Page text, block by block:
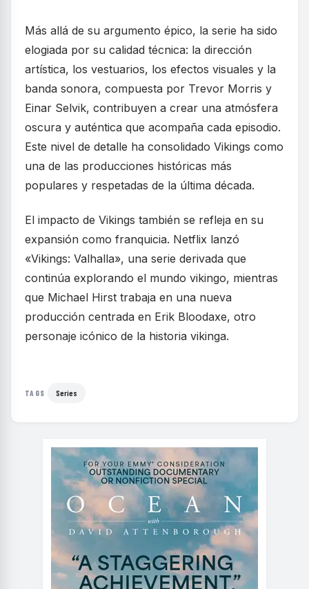
Más allá de su argumento épico, la serie ha sido
elogiada por su calidad técnica: la dirección
artística, los vestuarios, los efectos visuales y la
banda sonora, compuesta por Trevor Morris y
Einar Selvik, contribuyen a crear una atmósfera
oscura y auténtica que acompaña cada episodio.
Este nivel de detalle ha consolidado Vikings como
una de las producciones históricas más
populares y respetadas de la última década.
El impacto de Vikings también se refleja en su
expansión como franquicia. Netflix lanzó
«Vikings: Valhalla», una serie derivada que
continúa explorando el mundo vikingo, mientras
que Michael Hirst trabaja en una nueva
producción centrada en Erik Bloodaxe, otro
personaje icónico de la historia vikinga.
TAGS Series